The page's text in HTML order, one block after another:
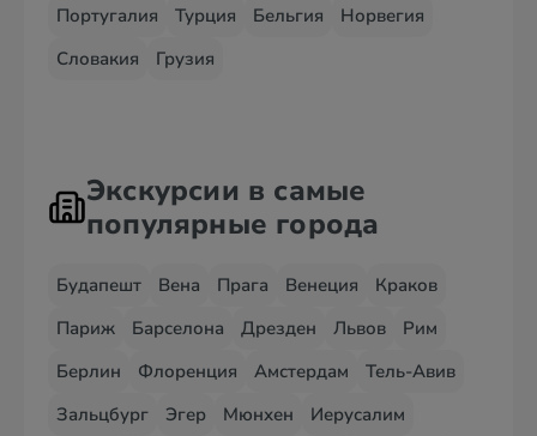
Португалия
Турция Бельгия
Норвегия
Словакия
Грузия
Экскурсии в самые
популярные города
Будапешт Вена Прага Венеция
Краков
Париж
Барселона Дрезден Львов
Рим
Берлин
Флоренция Амстердам
Тель-Авив
Зальцбург
Эгер Мюнхен
Иерусалим